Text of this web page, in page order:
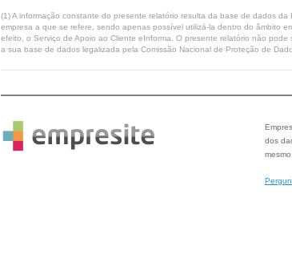
(1) A informação constante do presente relatório resulta da base de dados
empresa a que se refere, sendo apenas possível utilizá-la dentro do âmbito
efeito, o Serviço de Apoio ao Cliente eInforma. O presente relatório não
a sua base de dados legalizada pela Comissão Nacional de Proteção de
dos
mesmo.